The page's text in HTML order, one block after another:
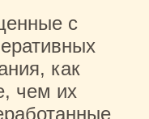
с
как
чем их